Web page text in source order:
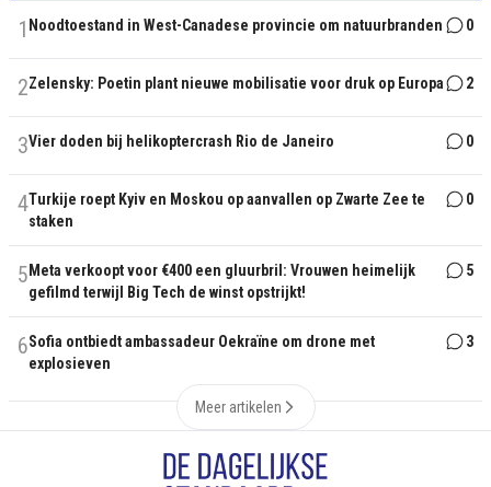
1 Noodtoestand in West-Canadese provincie om natuurbranden 0
2Zelensky: Poetin plant nieuwe mobilisatie voor druk op Europa 2
3Vier doden bij helikoptercrash Rio de Janeiro 0
4Turkije roept Kyiv en Moskou op aanvallen op Zwarte Zee te
staken
0
5 Meta verkoopt voor €400 een gluurbril: Vrouwen heimelijk
gefilmd terwijl Big Tech de winst opstrijkt!
5
6Sofia ontbiedt ambassadeur Oekraïne om drone met
explosieven
3
Meer artikelen